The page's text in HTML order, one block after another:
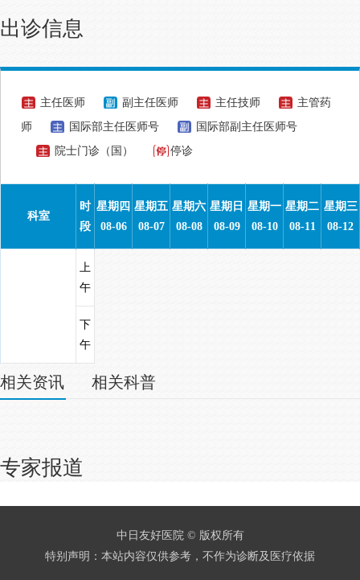
出诊信息
主任医师 副主任医师 主任技师
主管药
师
国际部主任医师号
国际部副主任医师号
院士门诊（国）
停诊
科室
时
段
星期四
08-06
星期五
08-07
星期六
08-08
星期日
08-09
星期一
08-10
星期二
08-11
星期三
08-12
上
午
下
午
相关资讯 相关科普
专家报道
中日友好医院 © 版权所有
特别声明：本站内容仅供参考，不作为诊断及医疗依据